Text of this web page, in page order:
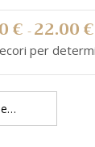
€ -22.00€